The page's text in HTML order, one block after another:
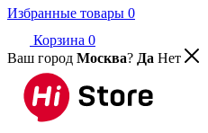
Избранные товары 0
Корзина 0
Ваш город Москва? Да Нет